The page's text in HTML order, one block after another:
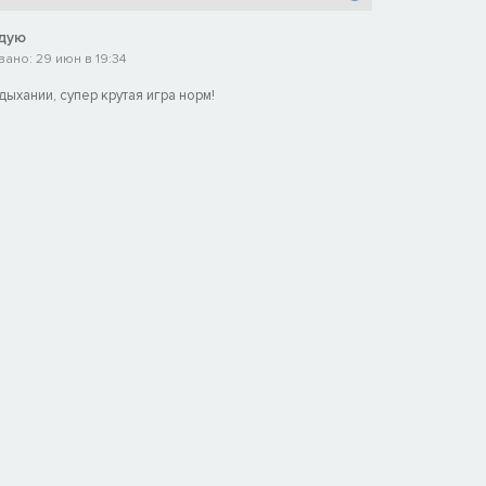
29 июн в 19:34
супер крутая игра норм!